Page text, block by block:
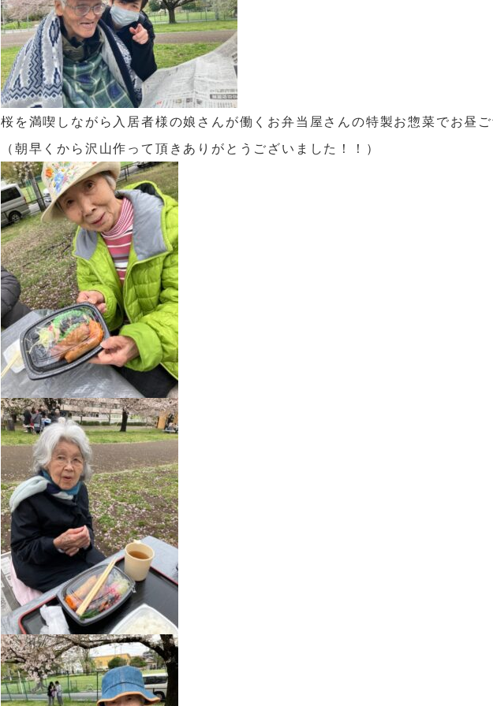
桜を満喫しながら入居者様の娘さんが働くお弁当屋さんの特製お惣菜でお昼
（ 朝早くから沢山作って頂きありがとうございました！！ ）